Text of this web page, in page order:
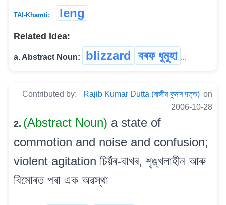
TAI-Khamti: leng
Related Idea:
a. Abstract Noun: blizzard বৰফ ধুমুহা ...
Contributed by: Rajib Kumar Dutta (ৰাজীৱ কুমাৰ দত্ত) on
2006-10-28
2. (Abstract Noun) a state of
commotion and noise and confusion;
violent agitation চিয়ঁৰ-বাখৰ, শৃঙ্খলাহীন আৰু
বিমোৰত পৰা এক অৱস্থা